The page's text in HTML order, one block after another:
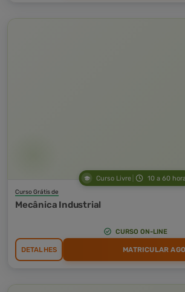
Curso Livre 10 a 60
Curso Grátis de
Mecânica Industrial
CURSO ON-LINE
DETALHES MATRICULAR